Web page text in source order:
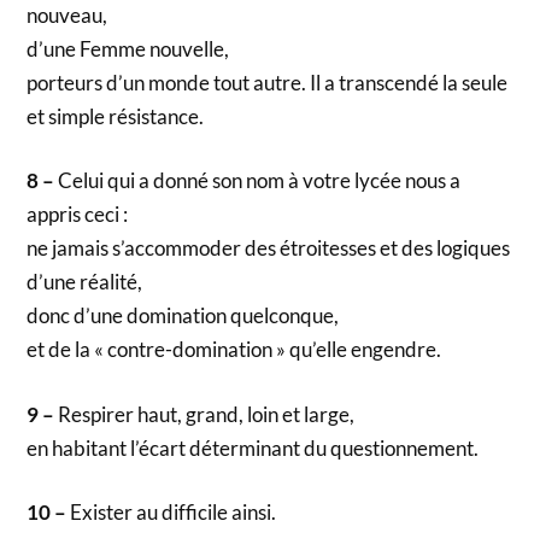
nouveau,
d’une Femme nouvelle,
porteurs d’un monde tout autre. Il a transcendé la seule
et simple résistance.
8 –Celui qui a donné son nom à votre lycée nous a
appris ceci :
ne jamais s’accommoder des étroitesses et des logiques
d’une réalité,
donc d’une domination quelconque,
et de la « contre-domination » qu’elle engendre.
9 – Respirer haut, grand, loin et large,
en habitant l’écart déterminant du questionnement.
10 – Exister au difficile ainsi.